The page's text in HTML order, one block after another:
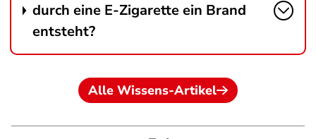
durch eine E-Zigarette ein Brand
entsteht?
Alle Wissens-Artikel